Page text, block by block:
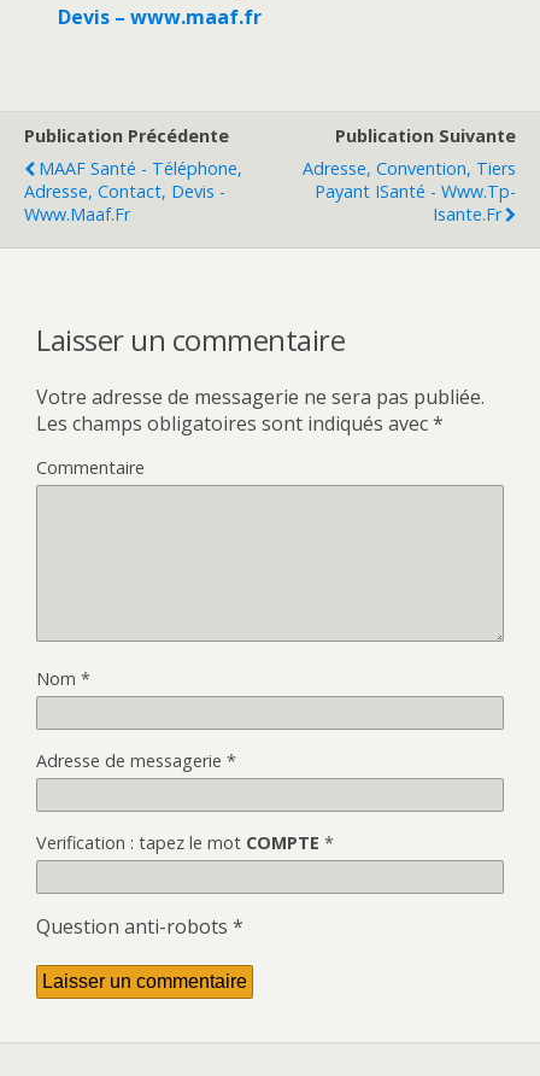
Devis – www.maaf.fr
Publication Précédente
MAAF Santé - Téléphone,
Adresse, Contact, Devis -
Www.maaf.fr
Publication Suivante
Adresse, Convention, Tiers
Payant ISanté - Www.tp-
Isante.fr
Laisser un commentaire
Votre adresse de messagerie ne sera pas publiée.
Les champs obligatoires sont indiqués avec*
Commentaire
Nom *
Adresse de messagerie *
Verification : tapez le mot COMPTE *
Question anti-robots *